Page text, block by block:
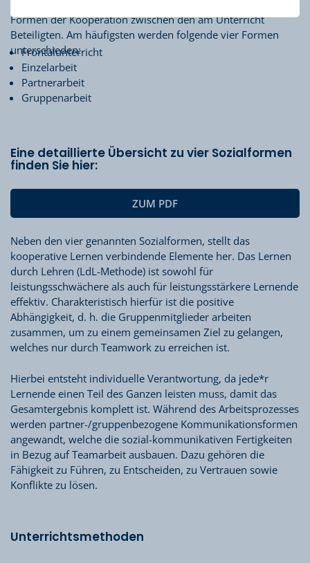
Formen der Kooperation zwischen den am Unterricht
Beteiligten. Am häufigsten werden folgende vier Formen
unterschieden:
Frontalunterricht
Einzelarbeit
Partnerarbeit
Gruppenarbeit
Eine detaillierte Übersicht zu vier Sozialformen
finden Sie hier:
ZUM PDF
Neben den vier genannten Sozialformen, stellt das
kooperative Lernen verbindende Elemente her. Das Lernen
durch Lehren (LdL-Methode) ist sowohl für
leistungsschwächere als auch für leistungsstärkere Lernende
effektiv. Charakteristisch hierfür ist die positive
Abhängigkeit, d. h. die Gruppenmitglieder arbeiten
zusammen, um zu einem gemeinsamen Ziel zu gelangen,
welches nur durch Teamwork zu erreichen ist.
Hierbei entsteht individuelle Verantwortung, da jede*r
Lernende einen Teil des Ganzen leisten muss, damit das
Gesamtergebnis komplett ist. Während des Arbeitsprozesses
werden partner-/gruppenbezogene Kommunikationsformen
angewandt, welche die sozial-kommunikativen Fertigkeiten
in Bezug auf Teamarbeit ausbauen. Dazu gehören die
Fähigkeit zu Führen, zu Entscheiden, zu Vertrauen sowie
Konflikte zu lösen.
Unterrichtsmethoden